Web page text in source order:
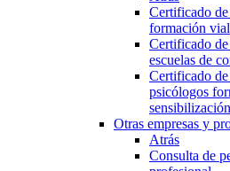
Certificado
formación vial
Certificado
escuelas de
Certificado
psicólogos
sensibilización
Otras empresas y
Atrás
Consulta de